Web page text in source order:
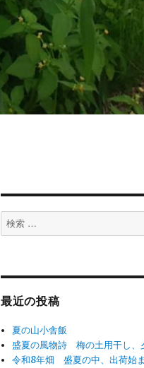
検
索
最近の投稿
夏の山小舎飯
盛夏の風物詩 梅の土用干し、
令和8年畑 盛夏の中、出荷始